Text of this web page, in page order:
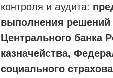
контроля и аудита:
выполнения решений
Центрального банка
казначейства,
социального